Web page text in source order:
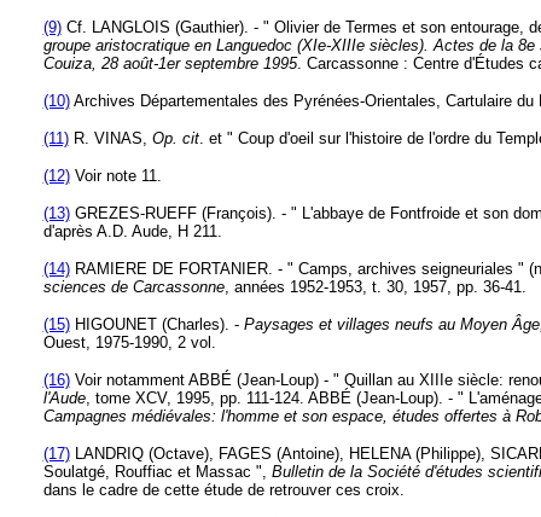
(9)Cf. LANGLOIS (Gauthier). - " Olivier de Termes et son entourage,
groupe aristocratique en Languedoc (XIe-XIIIe siècles). Actes de la
Couiza, 28 août-1er septembre 1995. Carcassonne : Centre d'Études
(10)Archives Départementales des Pyrénées-Orientales, Cartulaire du
(11)R. VINAS, Op. cit. et " Coup d'oeil sur l'histoire de l'ordre du
(12)Voir note 11.
(13)GREZES-RUEFF (François). - " L'abbaye de Fontfroide et son
d'après A.D. Aude, H 211.
(14)RAMIERE DE FORTANIER. - " Camps, archives seigneuriales "
sciences de Carcassonne, années 1952-1953, t. 30, 1957, pp. 36-41.
(15)HIGOUNET (Charles). - Paysages et villages neufs au Moyen
Ouest, 1975-1990, 2 vol.
(16)Voir notamment ABBÉ (Jean-Loup) - " Quillan au XIIIe siècle:
l'Aude, tome XCV, 1995, pp. 111-124. ABBÉ (Jean-Loup). - "
Campagnes médiévales: l'homme et son espace, études offertes à
(17)LANDRIQ (Octave), FAGES (Antoine), HELENA (Philippe),
Soulatgé, Rouffiac et Massac ", Bulletin de la Société d'études
dans le cadre de cette étude de retrouver ces croix.